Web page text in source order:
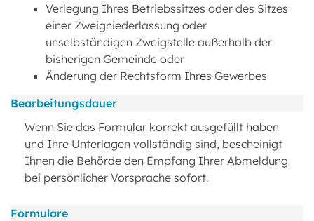
Verlegung Ihres Betriebssitzes oder des Sitzes
einer Zweigniederlassung oder
unselbständigen Zweigstelle außerhalb der
bisherigen Gemeinde oder
Änderung der Rechtsform Ihres Gewerbes
Bearbeitungsdauer
Wenn Sie das Formular korrekt ausgefüllt haben
und Ihre Unterlagen vollständig sind, bescheinigt
Ihnen die Behörde den Empfang Ihrer Abmeldung
bei persönlicher Vorsprache sofort.
Formulare